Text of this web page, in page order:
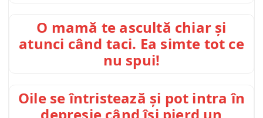
O mamă te ascultă chiar și
atunci când taci. Ea simte tot ce
nu spui!
Oile se întristează și pot intra în